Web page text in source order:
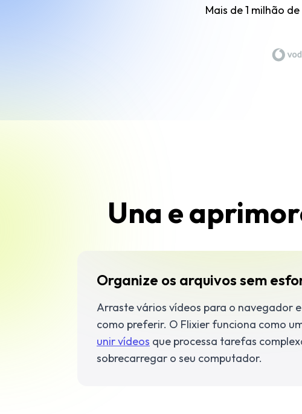
Mais de 1 milhão
Una e
Organize os arquivos sem
Arraste vários vídeos para o navegador
como preferir. O Flixier funciona como
unir vídeos que processa tarefas
sobrecarregar o seu computador.